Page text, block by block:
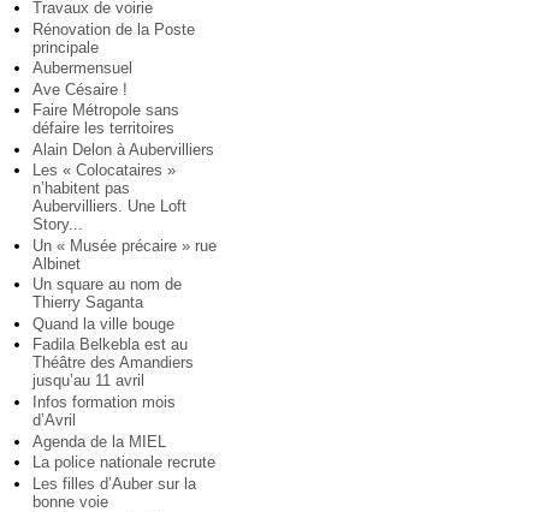
Travaux de voirie
Rénovation de la Poste
principale
Aubermensuel
Ave Césaire !
Faire Métropole sans
défaire les territoires
Alain Delon à Aubervilliers
Les « Colocataires »
n’habitent pas
Aubervilliers. Une Loft
Story...
Un « Musée précaire » rue
Albinet
Un square au nom de
Thierry Saganta
Quand la ville bouge
Fadila Belkebla est au
Théâtre des Amandiers
jusqu’au 11 avril
Infos formation mois
d’Avril
Agenda de la MIEL
La police nationale recrute
Les filles d’Auber sur la
bonne voie